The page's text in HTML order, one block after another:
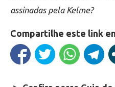
assinadas pela Kelme?
Compartilhe este link